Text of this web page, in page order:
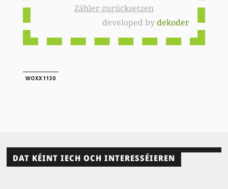
Zähler zurücksetzen
developed bydekoder
WOXX1130
DAT KÉINT IECH OCH INTERESSÉIEREN